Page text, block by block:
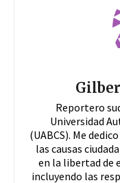
Reportero
Universidad
(UABCS). Me
las causas
en la libertad de
incluyendo las